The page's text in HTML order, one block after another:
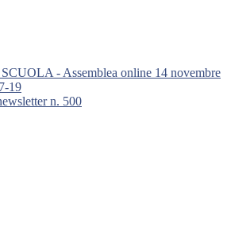
- Assemblea online 14 novembre
19
n. 500